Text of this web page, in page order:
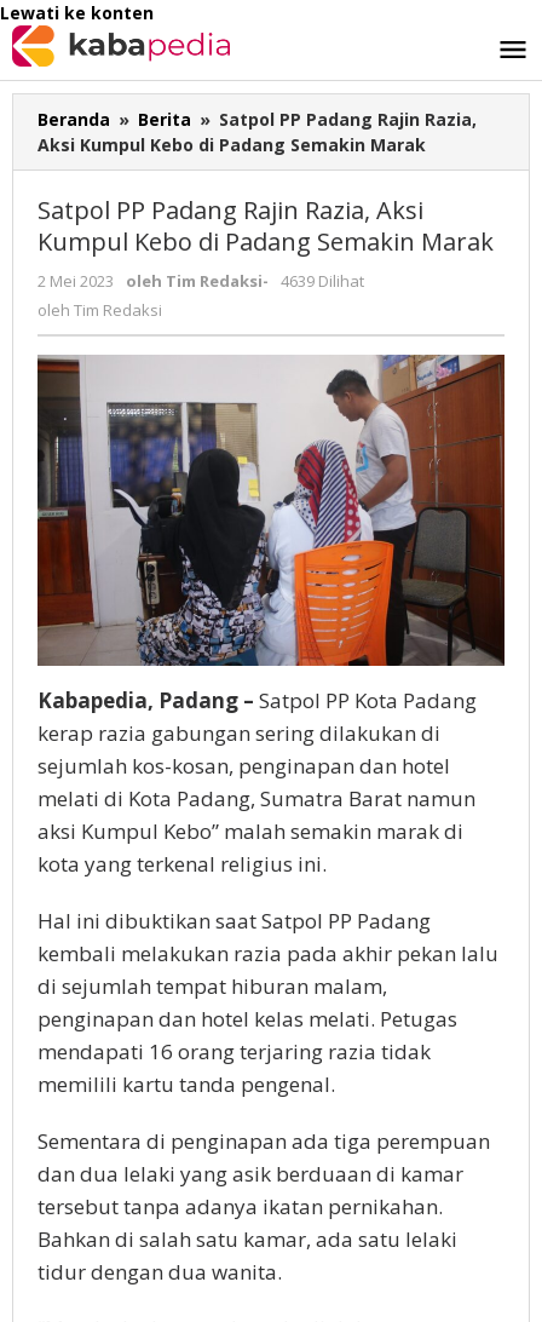
Lewati ke konten
Beranda » Berita » Satpol PP Padang Rajin Razia,
Aksi Kumpul Kebo di Padang Semakin Marak
Satpol PP Padang Rajin Razia, Aksi
Kumpul Kebo di Padang Semakin Marak
2 Mei 2023 oleh Tim Redaksi-
4639 Dilihat
oleh Tim Redaksi
Kabapedia, Padang – Satpol PP Kota Padang
kerap razia gabungan sering dilakukan di
sejumlah kos-kosan, penginapan dan hotel
melati di Kota Padang, Sumatra Barat namun
aksi Kumpul Kebo” malah semakin marak di
kota yang terkenal religius ini.
Hal ini dibuktikan saat Satpol PP Padang
kembali melakukan razia pada akhir pekan lalu
di sejumlah tempat hiburan malam,
penginapan dan hotel kelas melati. Petugas
mendapati 16 orang terjaring razia tidak
memilili kartu tanda pengenal.
Sementara di penginapan ada tiga perempuan
dan dua lelaki yang asik berduaan di kamar
tersebut tanpa adanya ikatan pernikahan.
Bahkan di salah satu kamar, ada satu lelaki
tidur dengan dua wanita.